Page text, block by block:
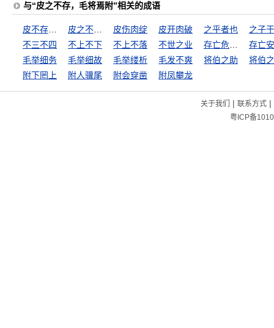
与“皮之不存，毛将焉附”相关的成语
皮伤肉绽 皮开肉破 之乎者也
之子
不三不四
不上不下 不上不落 不世之业
存亡
毛举细务
毛举细故 毛举缕析 毛发不爽 将伯之助
将伯
附下罔上
附人骥尾 附会穿凿 附凤攀龙
关于我们 | 联系方式|
粤ICP备